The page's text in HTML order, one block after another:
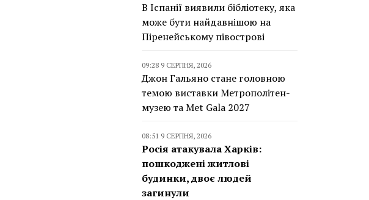
В Іспанії виявили бібліотеку, яка
може бути найдавнішою на
Піренейському півострові
09:28 9 СЕРПНЯ, 2026
Джон Гальяно стане головною
темою виставки Метрополітен-
музею та Met Gala 2027
08:51 9 СЕРПНЯ, 2026
Росія атакувала Харків:
пошкоджені житлові
будинки, двоє людей
загинули